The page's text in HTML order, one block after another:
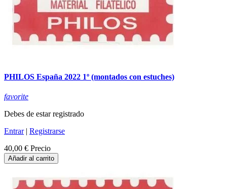
PHILOS España 2022 1º (montados con estuches)
favorite
Debes de estar registrado
Entrar| Registrarse
40,00 € Precio
Añadir al carrito